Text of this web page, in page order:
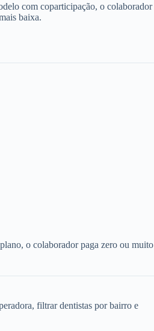
com coparticipação, o colaborador
baixa.
o colaborador paga zero ou muito
filtrar dentistas por bairro e